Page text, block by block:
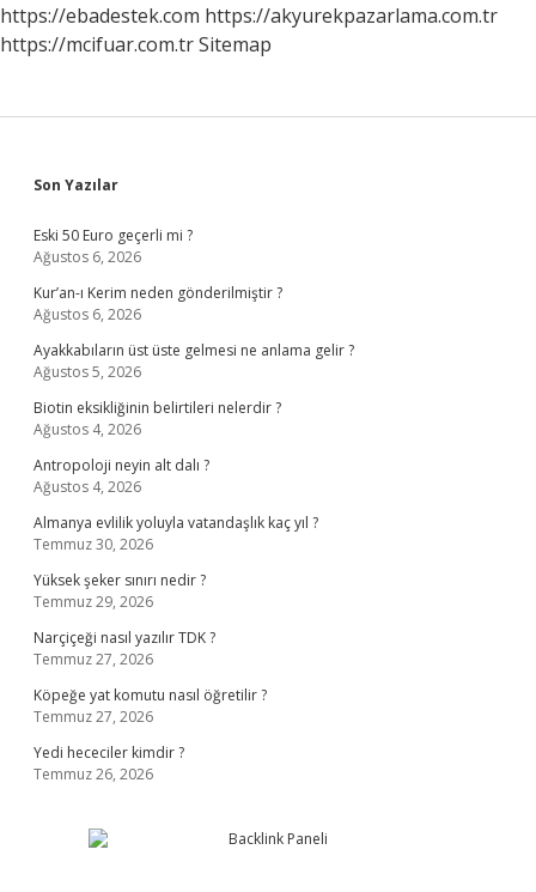
https://ebadestek.com https://akyurekpazarlama.com.tr
https://mcifuar.com.trSitemap
Sidebar
Son Yazılar
Eski 50 Euro geçerli mi ?
Ağustos 6, 2026
Kur’an-ı Kerim neden gönderilmiştir ?
Ağustos 6, 2026
Ayakkabıların üst üste gelmesi ne anlama gelir ?
Ağustos 5, 2026
Biotin eksikliğinin belirtileri nelerdir ?
Ağustos 4, 2026
Antropoloji neyin alt dalı ?
Ağustos 4, 2026
Almanya evlilik yoluyla vatandaşlık kaç yıl ?
Temmuz 30, 2026
Yüksek şeker sınırı nedir ?
Temmuz 29, 2026
Narçiçeği nasıl yazılır TDK ?
Temmuz 27, 2026
Köpeğe yat komutu nasıl öğretilir ?
Temmuz 27, 2026
Yedi hececiler kimdir ?
Temmuz 26, 2026